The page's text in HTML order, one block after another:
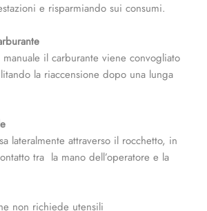
e risparmiando sui consumi.
il carburante viene convogliato
la riaccensione dopo una lunga
lateralmente attraverso il rocchetto, in
tra la mano dell’operatore e la
non richiede utensili